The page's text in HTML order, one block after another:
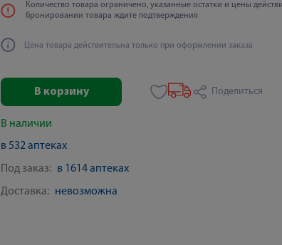
Количество товара ограничено, указанные остатки и цены
бронировании товара ждите подтверждения
Цена товара действительна только при оформлении заказа
В корзину Поделиться
В наличии
в 532 аптеках
Под заказ: в 1614 аптеках
Доставка: невозможна